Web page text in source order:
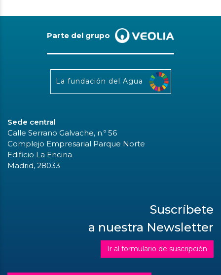
Parte del grupo
La fundación del Agua
Sede central
Calle Serrano Galvache, n.º 56
Complejo Empresarial Parque Norte
Edificio La Encina
Madrid, 28033
Suscríbete
a nuestra Newsletter
Ir al formulario de suscripción